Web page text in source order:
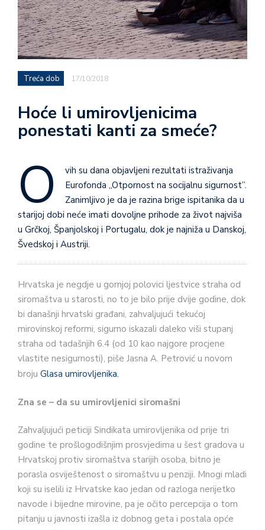
Treća dob 17/10/2018
Hoće li umirovljenicima
ponestati kanti za smeće?
O
vih su dana objavljeni rezultati istraživanja
Eurofonda „Otpornost na socijalnu sigurnost”.
Zanimljivo je da je razina brige ispitanika da u
starijoj dobi neće imati dovoljne prihode za život najviša
u Grčkoj, Španjolskoj i Portu­galu, dok je najniža u Danskoj,
Šved­skoj i Austriji.
Hrvatska je negdje u gornjoj po­lovici ljestvice straha od
siromaštva u starosti, no to je bilo prije dvije go­dine, dok
bi današnji hrvatski građa­ni, zahvaljujući tekućoj
mirovinskoj reformi, sigurno iskazali daleko viši stupanj
straha od tadašnjih 6.4 (od 10 kao najgore procjene
vlastite ne­sigurnosti), piše Jasna A. Petrović u novom
broju Glasa umirovljenika.
Zna se – da su umirovljenici siromašni
Zahvaljujući peticiji Sindikata umirovljenika od prije tri
godine te prošlogodišnjim prosvjedima u šest gradova u
Hrvatskoj protiv siromaš­tva starijih osoba, bitno je
porasla osviještenost o siromaštvu u penziji. Mnogi mladi
koji su iselili iz Hrvatske kao jedan od razloga nerijetko
na­vode i bijedne mirovine, pa je očito percepcija o tom
pitanju u javno­sti izašla iz dobnog geta i postala opće